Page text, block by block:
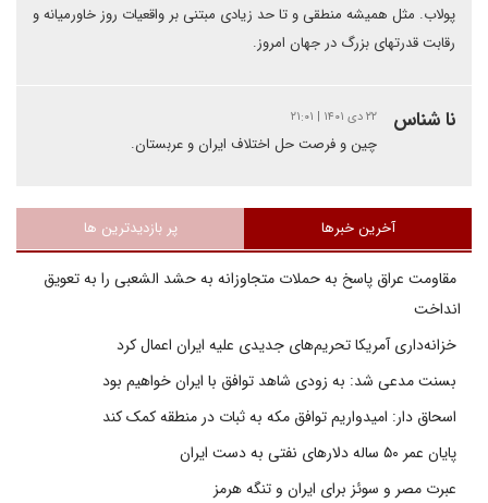
پولاب. مثل همیشه منطقی و تا حد زیادی مبتنی بر واقعیات روز خاورمیانه و
رقابت قدرتهای بزرگ در جهان امروز.
نا شناس ۲۲ دی ۱۴۰۱ | ۲۱:۰۱
چین و فرصت حل اختلاف ایران و عربستان.
آخرین خبرها پر بازدیدترین ها
مقاومت عراق پاسخ به حملات متجاوزانه به حشد الشعبی را به تعویق
انداخت
خزانه‌داری آمریکا تحریم‌های جدیدی علیه ایران اعمال کرد
بسنت مدعی شد: به زودی شاهد توافق با ایران خواهیم بود
اسحاق دار: امیدواریم توافق مکه به ثبات در منطقه کمک کند
پایان عمر ۵۰ ساله دلارهای نفتی به دست ایران
عبرت مصر و سوئز برای ایران و تنگه هرمز